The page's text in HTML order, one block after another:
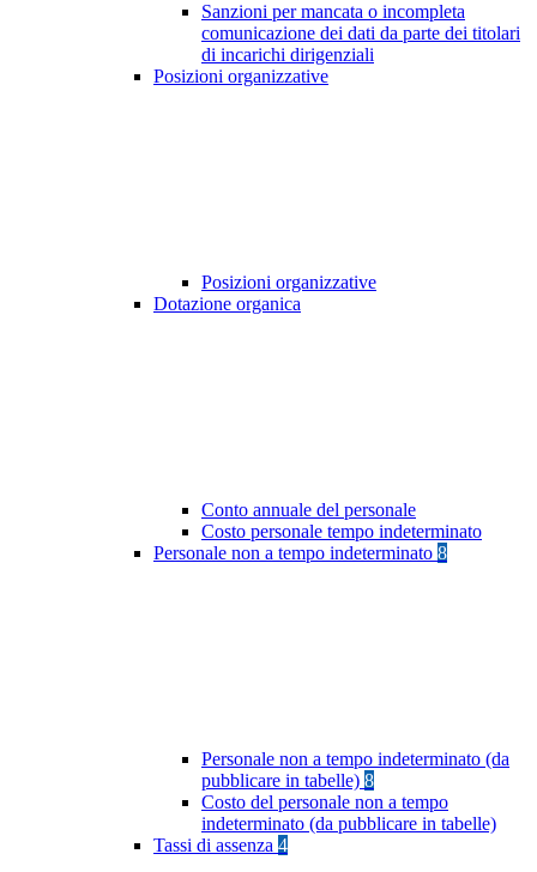
Sanzioni per mancata o incompleta
comunicazione dei dati da parte dei titolari
di incarichi dirigenziali
Posizioni organizzative
Posizioni organizzative
Dotazione organica
Conto annuale del personale
Costo personale tempo indeterminato
Personale non a tempo indeterminato 8
Personale non a tempo indeterminato (da
pubblicare in tabelle) 8
Costo del personale non a tempo
indeterminato (da pubblicare in tabelle)
Tassi di assenza 4